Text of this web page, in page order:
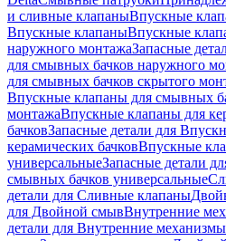
и сливные клапаныВпускные
Впускные клапаныВпускные
наружного монтажаЗапасные
для смывных бачков наружного
для смывных бачков скрытого
Впускные клапаны для смывных
монтажаВпускные клапаны для
бачковЗапасные детали для
керамических бачковВпускные
универсальныеЗапасные детали
смывных бачков универсальные
детали для Сливные клапаны
для Двойной смывВнутренние
детали для Внутренние